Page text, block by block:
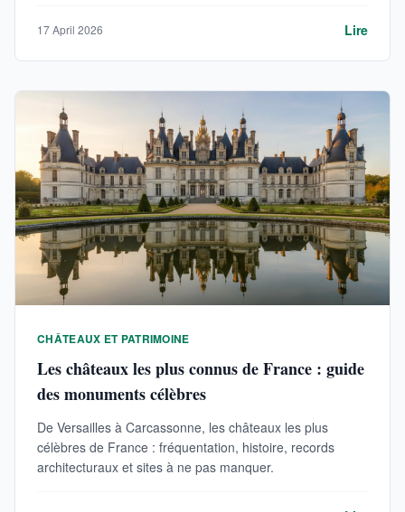
17 April 2026 Lire
CHÂTEAUX ET PATRIMOINE
Les châteaux les plus connus de France : guide
des monuments célèbres
De Versailles à Carcassonne, les châteaux les plus
célèbres de France : fréquentation, histoire, records
architecturaux et sites à ne pas manquer.